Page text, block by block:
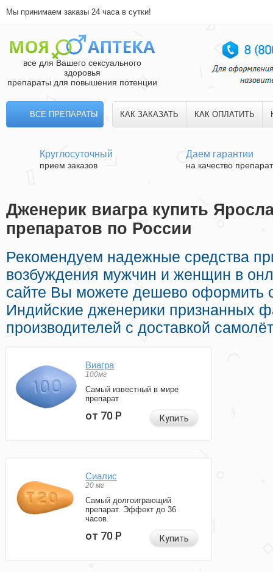
Мы принимаем заказы 24 часа в сутки!
все для Вашего сексуального
здоровья
препараты для повышения потенции
ВСЕ ПРЕПАРАТЫ КАК ЗАКАЗАТЬ КАК ОПЛАТИТЬ
Круглосуточный
прием заказов
Даем гарантии
на качество
Дженерик виагра купить
препаратов по России
Рекомендуем надежные средства
возбуждения мужчин и женщин в
сайте Вы можете дешево оформить
Индийские дженерики признанных
производителей с доставкой
Виагра
100мг
Самый известный в мире
препарат
от 70Р Купить
Сиалис
20 мг
Самый долгоиграющий
препарат. Эффект до 36
часов.
от 70Р Купить